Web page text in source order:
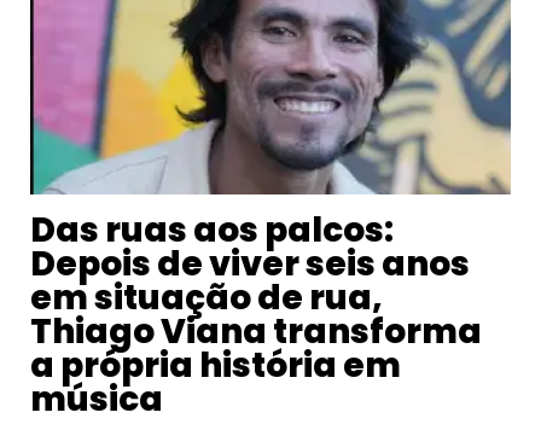
Das ruas aos palcos:
Depois de viver seis anos
em situação de rua,
Thiago Viana transforma
a própria história em
música